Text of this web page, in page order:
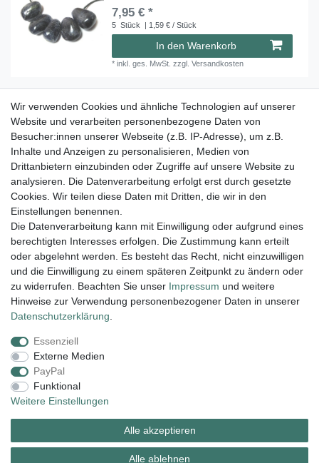
7,95 € *
5 Stück | 1,59 € / Stück
In den Warenkorb
*inkl. ges. MwSt. zzgl.Versandkosten
Trommelstein gebohrt Covellin
ab 17,45 € *
Artikel anzeigen
*inkl. ges. MwSt. zzgl.Versandkosten
Lieferung und Versand
Impressum Daten­schutz­erklärung AGB
Widerrufs­recht
Zahlungsarten:
Wir verwenden Cookies und ähnliche Technologien auf unserer
Website und verarbeiten personenbezogene Daten von
Besucher:innen unserer Webseite (z.B. IP-Adresse), um z.B.
Inhalte und Anzeigen zu personalisieren, Medien von
Drittanbietern einzubinden oder Zugriffe auf unsere Website zu
analysieren. Die Datenverarbeitung erfolgt erst durch gesetzte
Cookies. Wir teilen diese Daten mit Dritten, die wir in den
Einstellungen benennen.
Die Datenverarbeitung kann mit Einwilligung oder aufgrund eines
berechtigten Interesses erfolgen. Die Zustimmung kann erteilt
oder abgelehnt werden. Es besteht das Recht, nicht einzuwilligen
und die Einwilligung zu einem späteren Zeitpunkt zu ändern oder
zu widerrufen. Beachten Sie unser Impressum und weitere
Hinweise zur Verwendung personenbezogener Daten in unserer
Daten­schutz­erklärung
Essenziell
Externe Medien
PayPal
Funktional
Weitere Einstellungen
Alle akzeptieren
Alle ablehnen